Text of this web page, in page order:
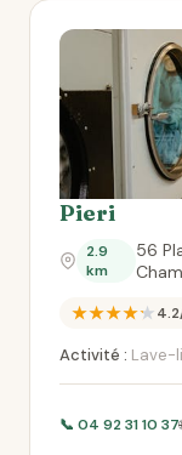
Pieri
2.9
km
56
★★★★★
Activité : Lave-
📞 04 92 31 10 37